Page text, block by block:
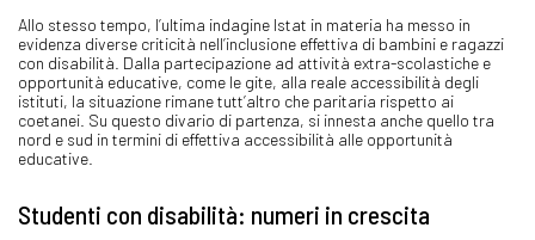
Allo stesso tempo, l’ultima indagine Istat in materia ha messo in
evidenza diverse criticità nell’inclusione effettiva di bambini e ragazzi
con disabilità. Dalla partecipazione ad attività extra-scolastiche e
opportunità educative, come le gite, alla reale accessibilità degli
istituti, la situazione rimane tutt’altro che paritaria rispetto ai
coetanei. Su questo divario di partenza, si innesta anche quello tra
nord e sud in termini di effettiva accessibilità alle opportunità
educative.
Studenti con disabilità: numeri in crescita